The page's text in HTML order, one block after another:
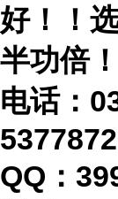
好！！
半功倍
电话：
QQ：